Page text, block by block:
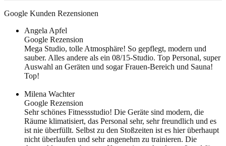
Google Kunden Rezensionen
Angela Apfel
Google Rezension
Mega Studio, tolle Atmosphäre! So gepflegt, modern und
sauber. Alles andere als ein 08/15-Studio. Top Personal, super
Auswahl an Geräten und sogar Frauen-Bereich und Sauna!
Top!
Milena Wachter
Google Rezension
Sehr schönes Fitnessstudio! Die Geräte sind modern, die
Räume klimatisiert, das Personal sehr, sehr freundlich und es
ist nie überfüllt. Selbst zu den Stoßzeiten ist es hier überhaupt
nicht überlaufen und sehr angenehm zu trainieren. Die